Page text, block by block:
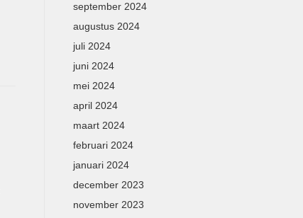
september 2024
augustus 2024
juli 2024
juni 2024
mei 2024
april 2024
maart 2024
februari 2024
januari 2024
december 2023
november 2023